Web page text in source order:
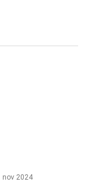
nov 2024